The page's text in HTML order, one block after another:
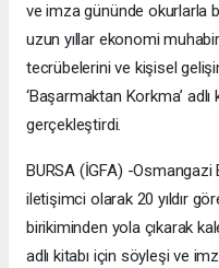
ve imza gününde okurlarla
uzun yıllar ekonomi
tecrübelerini ve kişisel
‘Başarmaktan Korkma’
gerçekleştirdi.
BURSA (İGFA) -
iletişimci olarak 20 yıldır
birikiminden yola çıkarak
adlı kitabı için söyleşi ve